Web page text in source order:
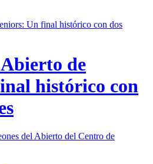
de
histórico con